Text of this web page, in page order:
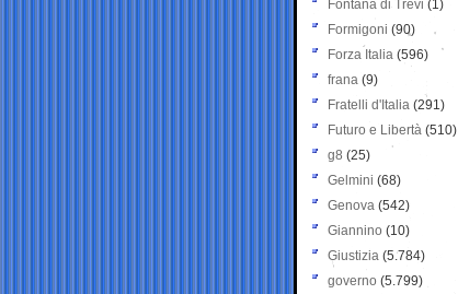
Fontana di Trevi (1)
Formigoni (90)
Forza Italia (596)
frana (9)
Fratelli d'Italia (291)
Futuro e Libertà (510)
g8 (25)
Gelmini (68)
Genova (542)
Giannino (10)
Giustizia (5.784)
governo (5.799)